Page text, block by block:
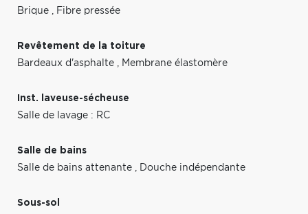
Brique , Fibre pressée
Revêtement de la toiture
Bardeaux d'asphalte , Membrane élastomère
Inst. laveuse-sécheuse
Salle de lavage : RC
Salle de bains
Salle de bains attenante , Douche indépendante
Sous-sol